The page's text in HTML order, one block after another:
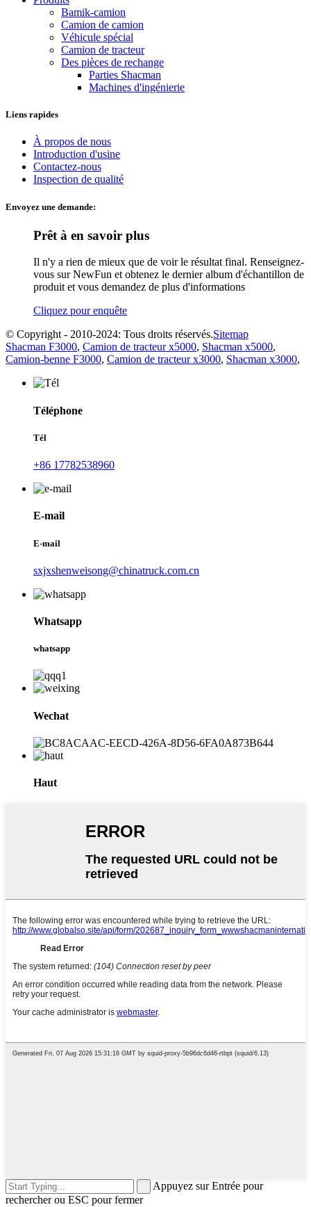
Bamik-camion
Camion de camion
Véhicule spécial
Camion de tracteur
Des pièces de rechange
Parties Shacman
Machines d'ingénierie
Liens rapides
À propos de nous
Introduction d'usine
Contactez-nous
Inspection de qualité
Envoyez une demande:
Prêt à en savoir plus
Il n'y a rien de mieux que de voir le résultat final. Renseignez-
vous sur NewFun et obtenez le dernier album d'échantillon de
produit et vous demandez de plus d'informations
Cliquez pour enquête
© Copyright - 2010-2024: Tous droits réservés.Sitemap
Shacman F3000, Camion de tracteur x5000, Shacman x5000,
Camion-benne F3000, Camion de tracteur x3000, Shacman x3000,
Téléphone
Tél
+86 17782538960
E-mail
E-mail
sxjxshenweisong@chinatruck.com.cn
Whatsapp
whatsapp
Wechat
Haut
Appuyez sur Entrée pour
rechercher ou ESC pour fermer